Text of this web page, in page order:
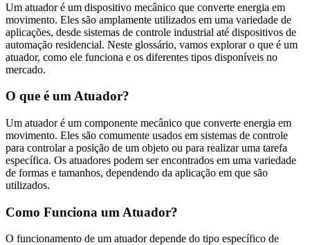
Um atuador é um dispositivo mecânico que converte energia em
movimento. Eles são amplamente utilizados em uma variedade de
aplicações, desde sistemas de controle industrial até dispositivos de
automação residencial. Neste glossário, vamos explorar o que é um
atuador, como ele funciona e os diferentes tipos disponíveis no
mercado.
O que é um Atuador?
Um atuador é um componente mecânico que converte energia em
movimento. Eles são comumente usados em sistemas de controle
para controlar a posição de um objeto ou para realizar uma tarefa
específica. Os atuadores podem ser encontrados em uma variedade
de formas e tamanhos, dependendo da aplicação em que são
utilizados.
Como Funciona um Atuador?
O funcionamento de um atuador depende do tipo específico de